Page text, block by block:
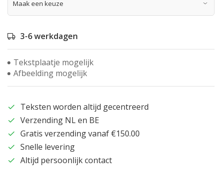
3-6 werkdagen
Tekstplaatje mogelijk
Afbeelding mogelijk
Teksten worden altijd gecentreerd
Verzending NL en BE
Gratis verzending vanaf €150.00
Snelle levering
Altijd persoonlijk contact